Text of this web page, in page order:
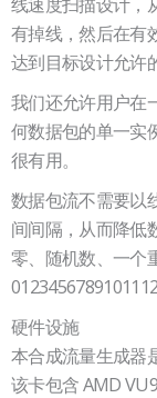
有掉线，然后在有
达到目标设计允许
我们还允许用户在
何数据包的单一实
很有用。
数据包流不需要以
间间隔，从而降低
零、随机数、一个
硬件设施
本合成流量生成器
该卡包含 AMD